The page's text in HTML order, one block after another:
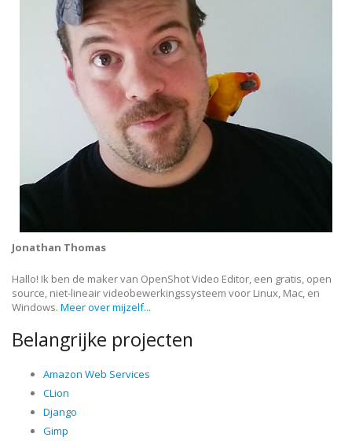
Jonathan Thomas
Hallo! Ik ben de maker van OpenShot Video Editor, een gratis, open
source, niet-lineair videobewerkingssysteem voor Linux, Mac, en
Windows. Meer over mijzelf...
Belangrijke projecten
Amazon Web Services
CLion
Django
Gimp